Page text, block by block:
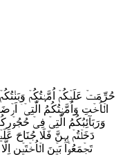
حُرِّمَتۡ عَلَیۡکُمۡ اُمَّہٰتُکُمۡ
الۡاُخۡتِ وَاُمَّہٰتُکُمُ الّٰتِیۡۤ
وَرَبَآئِبُکُمُ الّٰتِیۡ فِیۡ
دَخَلۡتُمۡ بِہِنَّ فَلَا جُنَاحَ
تَجۡمَعُوۡا بَیۡنَ الۡاُخۡتَیۡنِ